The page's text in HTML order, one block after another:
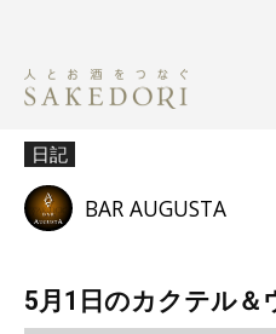
日記
BAR AUGUSTA
5月1日のカクテル＆